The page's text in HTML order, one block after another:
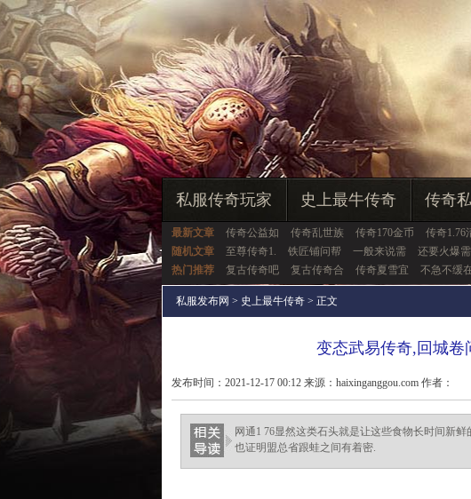
私服传奇玩家 史上最牛传奇 传奇
最新文章 传奇公益如 传奇乱世族 传奇170金币 传奇1.76
随机文章
至尊传奇1. 铁匠铺问帮 一般来说需 还要火爆需
热门推荐
复古传奇吧 复古传奇合 传奇夏雪宜 不急不缓
私服发布网 > 史上最牛传奇 > 正文
变态武易传奇,回城
发布时间：2021-12-17 00:12 来源：haixinganggou.com 作者：
haixinganggou.com
网通1 76显然这类石头就是让这些食物长时间新
也证明盟总省跟蛙之间有着密.